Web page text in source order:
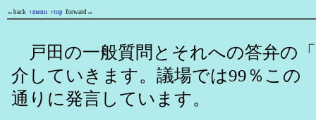
←back ↑menu ↑top forward→
戸田の一般質問とそれへの答弁の
介していきます。議場では99％この
通りに発言しています。